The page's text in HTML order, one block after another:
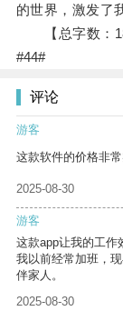
的世界，激发了
【总字数：
#44#
评论
游客
这款软件的价格非常
2025-08-30
游客
这款app让我的工作
我以前经常加班，
伴家人。
2025-08-30